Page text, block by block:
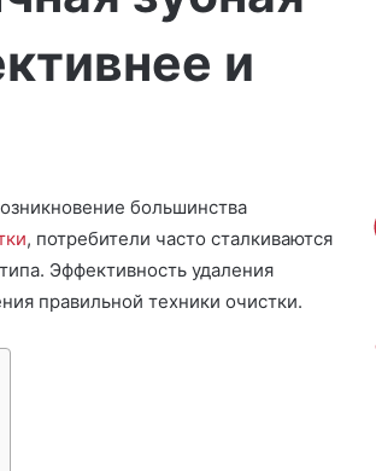
и
большинства
, потребители часто сталкиваются
Эффективность удаления
правильной техники очистки.